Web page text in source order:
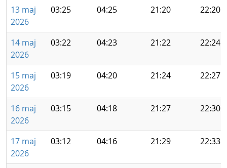
13 maj
2026
03:25 04:25 21:20 22:20
14 maj
2026
03:22 04:23 21:22 22:24
15 maj
2026
03:19 04:20 21:24 22:27
16 maj
2026
03:15 04:18 21:27 22:30
17 maj
2026
03:12 04:16 21:29 22:33